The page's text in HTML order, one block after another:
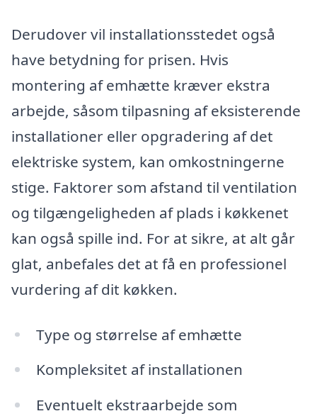
Derudover vil installationsstedet også
have betydning for prisen. Hvis
montering af emhætte kræver ekstra
arbejde, såsom tilpasning af eksisterende
installationer eller opgradering af det
elektriske system, kan omkostningerne
stige. Faktorer som afstand til ventilation
og tilgængeligheden af plads i køkkenet
kan også spille ind. For at sikre, at alt går
glat, anbefales det at få en professionel
vurdering af dit køkken.
Type og størrelse af emhætte
Kompleksitet af installationen
Eventuelt ekstraarbejde som